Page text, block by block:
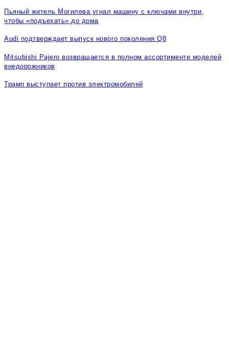
Пьяный житель Могилева угнал машину с ключами внутри,
чтобы «подъехать» до дома
Audi подтверждает выпуск нового поколения Q8
Mitsubishi Pajero возвращается в полном ассортименте моделей
внедорожников
Трамп выступает против электромобилей